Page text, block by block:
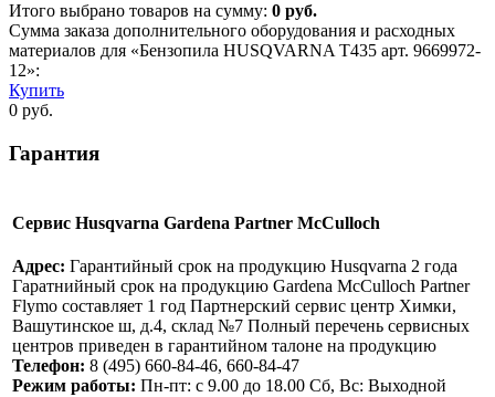
Итого выбрано товаров на сумму: 0 руб.
Сумма заказа дополнительного оборудования и расходных
материалов для «Бензопила HUSQVARNA Т435 арт. 9669972-
12»:
Купить
0 руб.
Гарантия
Сервис Husqvarna Gardena Partner McCulloch
Адрес: Гарантийный срок на продукцию Husqvarna 2 года
Гаратнийный срок на продукцию Gardena McCulloch Partner
Flymo составляет 1 год Партнерский сервис центр Химки,
Вашутинское ш, д.4, склад №7 Полный перечень сервисных
центров приведен в гарантийном талоне на продукцию
Телефон: 8 (495) 660-84-46, 660-84-47
Режим работы: Пн-пт: с 9.00 до 18.00 Сб, Вс: Выходной